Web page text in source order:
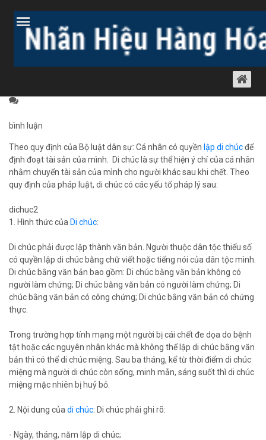
DI CHÚC VÀ CÁC YẾU TỐ TRONG DI CHÚC
bình luận
Theo quy định của Bộ luật dân sự: Cá nhân có quyền lập di chúcđể
định đoạt tài sản của mình. Di chúc là sự thể hiện ý chí của cá nhân
nhằm chuyển tài sản của mình cho người khác sau khi chết. Theo
quy định của pháp luật, di chúc có các yếu tố pháp lý sau:
dichuc2
1. Hình thức của Di chúc:
Di chúc phải được lập thành văn bản. Người thuộc dân tộc thiểu số
có quyền lập di chúc bằng chữ viết hoặc tiếng nói của dân tộc mình.
Di chúc bằng văn bản bao gồm: Di chúc bằng văn bản không có
người làm chứng; Di chúc bằng văn bản có người làm chứng; Di
chúc bằng văn bản có công chứng; Di chúc bằng văn bản có chứng
thực.
Trong trường hợp tính mạng một người bị cái chết đe dọa do bệnh
tật hoặc các nguyên nhân khác mà không thể lập di chúc bằng văn
bản thì có thể di chúc miệng. Sau ba tháng, kể từ thời điểm di chúc
miệng mà người di chúc còn sống, minh mẫn, sáng suốt thì di chúc
miệng mặc nhiên bị huỷ bỏ.
2. Nội dung của di chúc: Di chúc phải ghi rõ:
- Ngày, tháng, năm lập di chúc;